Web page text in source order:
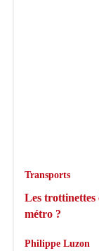
Transports
Les trottinettes
métro ?
Philippe Luzon